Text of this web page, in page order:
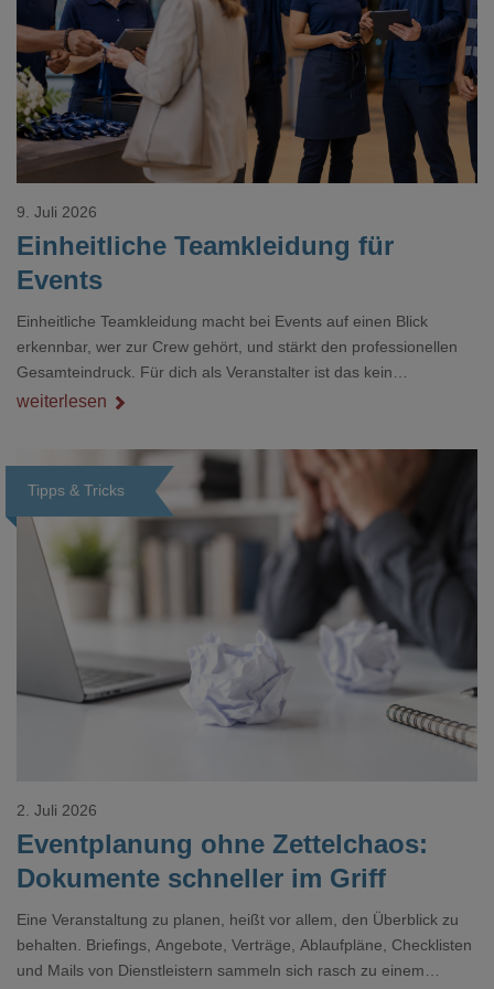
Loading...
Einheitliche Teamkleidung für
Events
9. Juli 2026
Einheitliche Teamkleidung macht bei Events auf einen Blick
erkennbar, wer zur Crew gehört, und stärkt den professionellen
Gesamteindruck. Für dich als Veranstalter ist das kein
Nebenthema: Bei Textilien mit Stickerei oder mehreren
weiterlesen
Tipps & Tricks
Loading...
Eventplanung ohne Zettelchaos:
Dokumente schneller im Griff
2. Juli 2026
Eine Veranstaltung zu planen, heißt vor allem, den Überblick zu
behalten. Briefings, Angebote, Verträge, Ablaufpläne, Checklisten
und Mails von Dienstleistern sammeln sich rasch zu einem